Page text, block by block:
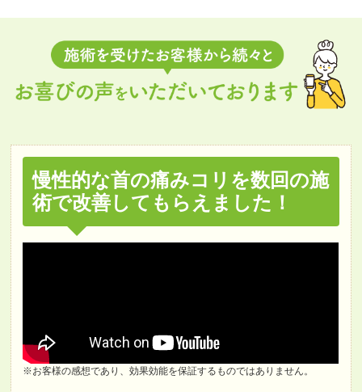
慢性的な首の痛みコリを数回の施
術で改善してもらえました！
※お客様の感想であり、効果効能を保証するものではありません。